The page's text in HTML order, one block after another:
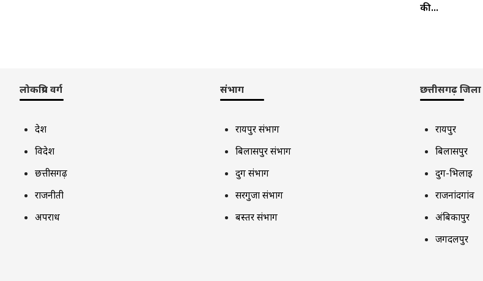
की...
लोकप्रिय वर्ग
देश
विदेश
छत्तीसगढ़
राजनीती
अपराध
संभाग
रायपुर संभाग
बिलासपुर संभाग
दुर्ग संभाग
सरगुजा संभाग
बस्तर संभाग
छत्तीसगढ़ जिला
रायपुर
बिलासपुर
दुर्ग-भिलाई
राजनांदगांव
अंबिकापुर
जगदलपुर